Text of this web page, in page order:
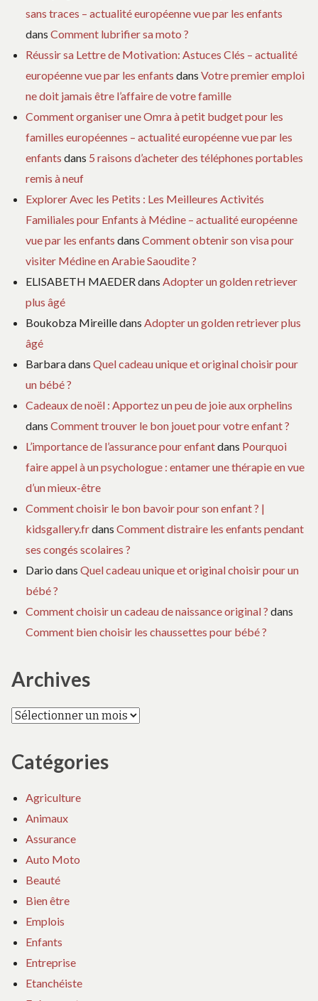
sans traces – actualité européenne vue par les enfants
dans Comment lubrifier sa moto ?
Réussir sa Lettre de Motivation: Astuces Clés – actualité
européenne vue par les enfants dans Votre premier emploi
ne doit jamais être l’affaire de votre famille
Comment organiser une Omra à petit budget pour les
familles européennes – actualité européenne vue par les
enfants dans 5 raisons d’acheter des téléphones portables
remis à neuf
Explorer Avec les Petits : Les Meilleures Activités
Familiales pour Enfants à Médine – actualité européenne
vue par les enfants dans Comment obtenir son visa pour
visiter Médine en Arabie Saoudite ?
ELISABETH MAEDERdans Adopter un golden retriever
plus âgé
Boukobza Mireilledans Adopter un golden retriever plus
âgé
Barbaradans Quel cadeau unique et original choisir pour
un bébé ?
Cadeaux de noël : Apportez un peu de joie aux orphelins
dans Comment trouver le bon jouet pour votre enfant ?
L’importance de l’assurance pour enfantdans Pourquoi
faire appel à un psychologue : entamer une thérapie en vue
d’un mieux-être
Comment choisir le bon bavoir pour son enfant ? |
kidsgallery.frdans Comment distraire les enfants pendant
ses congés scolaires ?
Dario dans Quel cadeau unique et original choisir pour un
bébé ?
Comment choisir un cadeau de naissance original ? dans
Comment bien choisir les chaussettes pour bébé ?
Archives
Archives
Catégories
Agriculture
Animaux
Assurance
Auto Moto
Beauté
Bien être
Emplois
Enfants
Entreprise
Etanchéiste